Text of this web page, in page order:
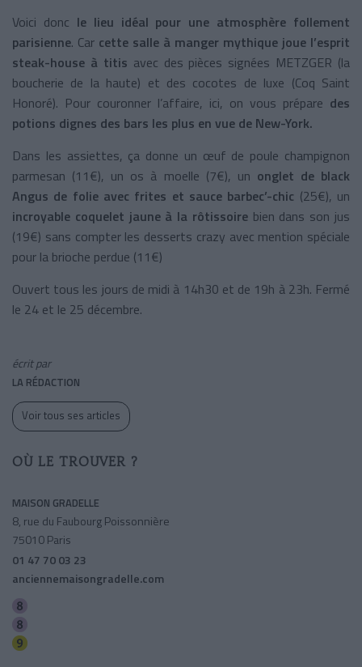
Voici donc le lieu idéal pour une atmosphère follement
parisienne. Car cette salle à manger mythique joue l’esprit
steak-house à titis avec des pièces signées METZGER (la
boucherie de la haute) et des cocotes de luxe (Coq Saint
Honoré). Pour couronner l’affaire, ici, on vous prépare des
potions dignes des bars les plus en vue de New-York.
Dans les assiettes, ça donne un œuf de poule champignon
parmesan (11€), un os à moelle (7€), un onglet de black
Angus de folie avec frites et sauce barbec’-chic (25€), un
incroyable coquelet jaune à la rôtissoirebien dans son jus
(19€) sans compter les desserts crazy avec mention spéciale
pour la brioche perdue (11€)
Ouvert tous les jours de midi à 14h30 et de 19h à 23h. Fermé
le 24 et le 25 décembre.
écrit par
LA RÉDACTION
Voir tous ses articles
OÙ LE TROUVER ?
MAISON GRADELLE
8, rue du Faubourg Poissonnière
75010 Paris
01 47 70 03 23
anciennemaisongradelle.com